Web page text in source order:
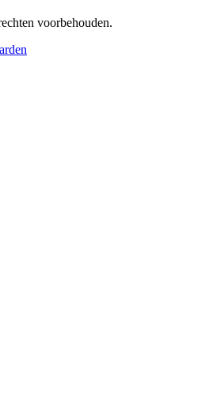
voorbehouden.